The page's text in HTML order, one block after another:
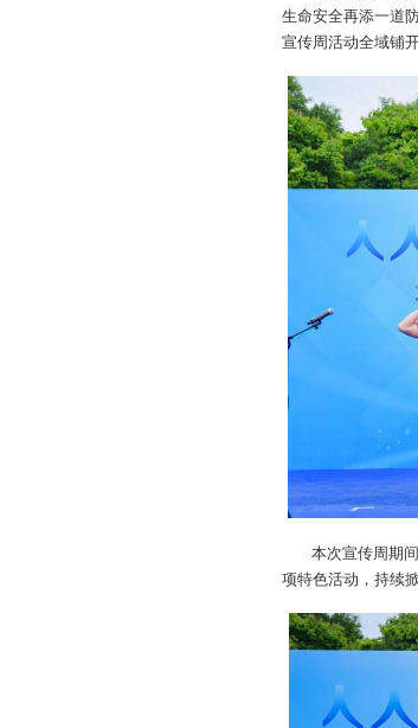
生命安全再添一道
宣传周活动全域铺
本次宣传周期
项特色活动，持续